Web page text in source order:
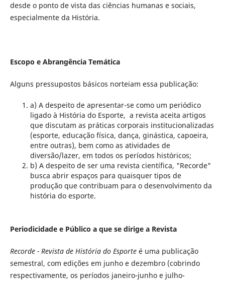
desde o ponto de vista das ciências humanas e sociais,
especialmente da História.
Escopo e Abrangência Temática
Alguns pressupostos básicos norteiam essa publicação:
a) A despeito de apresentar-se como um periódico
ligado à História do Esporte, a revista aceita artigos
que discutam as práticas corporais institucionalizadas
(esporte, educação física, dança, ginástica, capoeira,
entre outras), bem como as atividades de
diversão/lazer, em todos os períodos históricos;
b) A despeito de ser uma revista científica, "Recorde"
busca abrir espaços para quaisquer tipos de
produção que contribuam para o desenvolvimento da
história do esporte.
Periodicidade e Público a que se dirige a Revista
Recorde - Revista de História do Esporteé uma publicação
semestral, com edições em junho e dezembro (cobrindo
respectivamente, os períodos janeiro-junho e julho-